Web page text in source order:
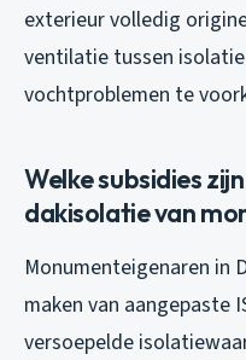
exterieur volledig
ventilatie tussen
vochtproblemen te
Welke subsidies
dakisolatie van
Monumenteigenaren in
maken van aangepaste
versoepelde